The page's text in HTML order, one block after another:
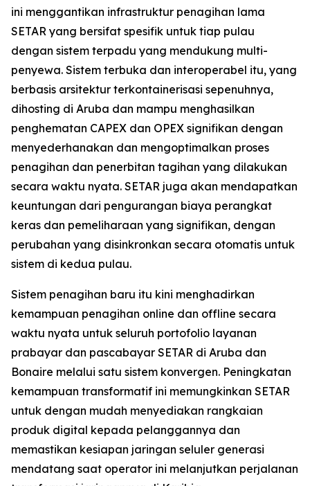
ini menggantikan infrastruktur penagihan lama
SETAR yang bersifat spesifik untuk tiap pulau
dengan sistem terpadu yang mendukung multi-
penyewa. Sistem terbuka dan interoperabel itu, yang
berbasis arsitektur terkontainerisasi sepenuhnya,
dihosting di Aruba dan mampu menghasilkan
penghematan CAPEX dan OPEX signifikan dengan
menyederhanakan dan mengoptimalkan proses
penagihan dan penerbitan tagihan yang dilakukan
secara waktu nyata. SETAR juga akan mendapatkan
keuntungan dari pengurangan biaya perangkat
keras dan pemeliharaan yang signifikan, dengan
perubahan yang disinkronkan secara otomatis untuk
sistem di kedua pulau.
Sistem penagihan baru itu kini menghadirkan
kemampuan penagihan online dan offline secara
waktu nyata untuk seluruh portofolio layanan
prabayar dan pascabayar SETAR di Aruba dan
Bonaire melalui satu sistem konvergen. Peningkatan
kemampuan transformatif ini memungkinkan SETAR
untuk dengan mudah menyediakan rangkaian
produk digital kepada pelanggannya dan
memastikan kesiapan jaringan seluler generasi
mendatang saat operator ini melanjutkan perjalanan